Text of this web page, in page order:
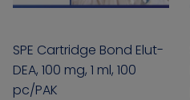
SPE Cartridge Bond Elut-
DEA, 100 mg, 1 ml, 100
pc/PAK